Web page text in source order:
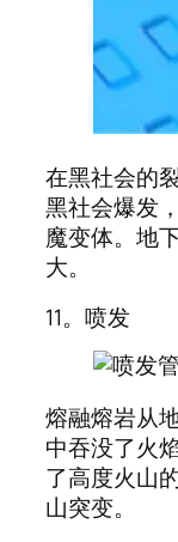
在黑社会的
黑社会爆发
魔变体。地
大。
11。喷发
熔融熔岩从
中吞没了火
了高度火山
山突变。